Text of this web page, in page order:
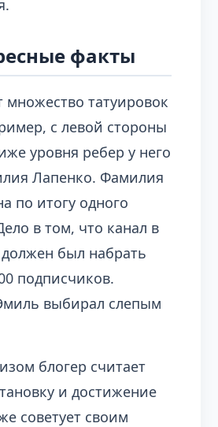
факты
татуировок
с левой стороны
уровня ребер у него
Лапенко. Фамилия
по итогу одного
в том, что канал в
был набрать
подписчиков.
выбирал слепым
блогер считает
и достижение
советует своим